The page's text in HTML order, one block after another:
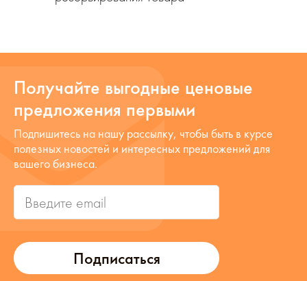
Получайте выгодные ценовые
предложения первыми
Подписаться
Подпишитесь на нашу рассылку, чтобы быть в курсе
полезных новостей и интересных предложений для
вашего бизнеса.